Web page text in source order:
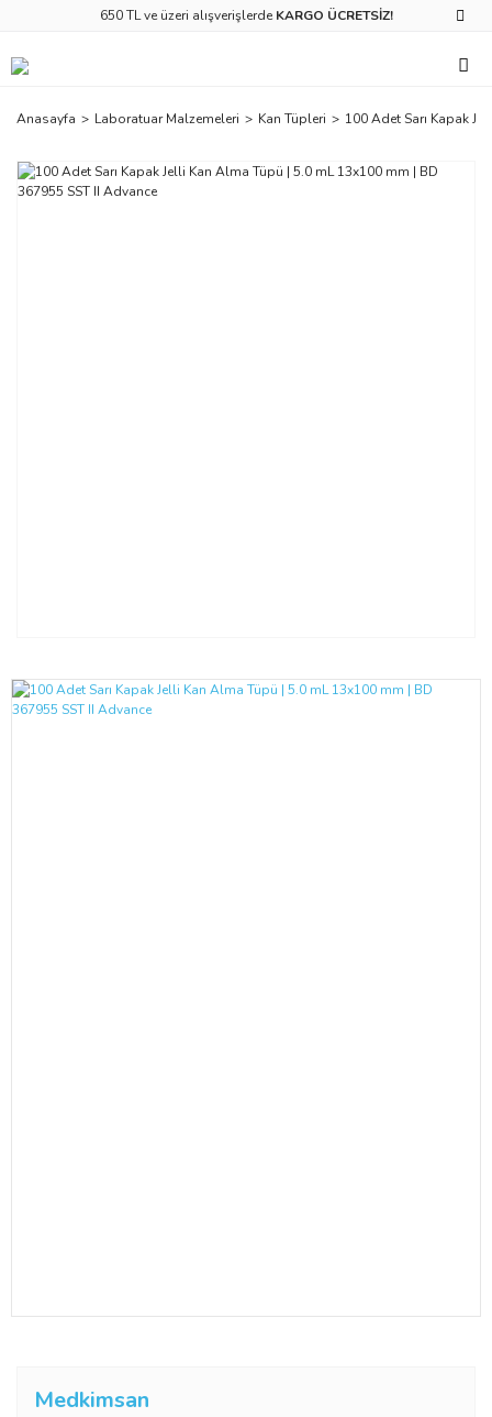
650 TL ve üzeri alışverişlerde KARGO ÜCRETSİZ!
Anasayfa Laboratuar Malzemeleri Kan Tüpleri 100 Adet Sarı Kapak
Medkimsan